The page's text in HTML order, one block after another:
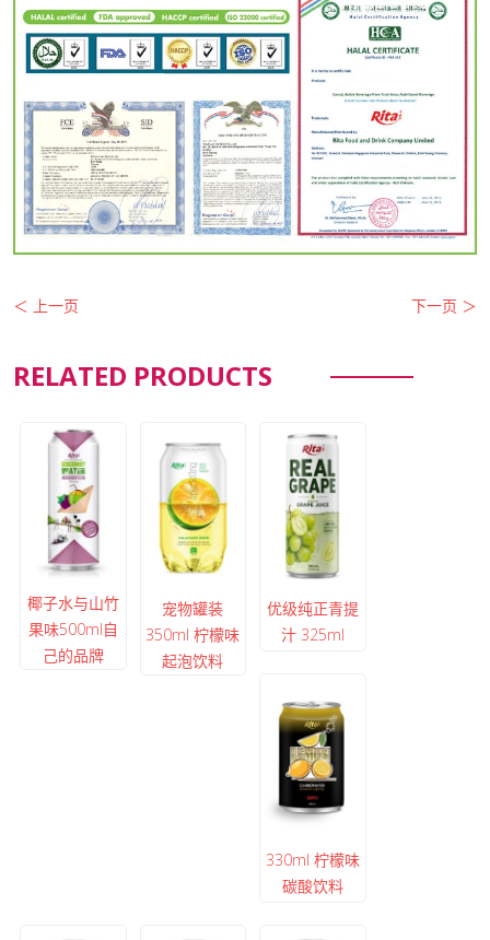
＜ 上一页 下一页 ＞
RELATED PRODUCTS
椰子水与山竹
果味500ml自
己的品牌
宠物罐装
350ml 柠檬味
起泡饮料
优级纯正青提
汁 325ml
330ml 柠檬味
碳酸饮料